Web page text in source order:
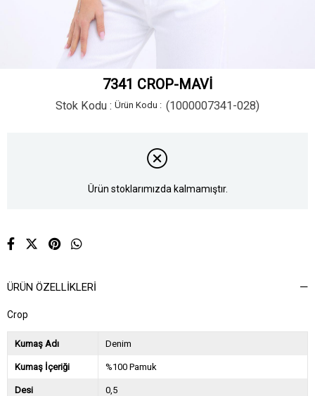
7341 CROP-MAVİ
Stok Kodu (1000007341-028)
Ürün stoklarımızda kalmamıştır.
ÜRÜN ÖZELLIKLERI
Crop
Kumaş Adı Denim
Kumaş İçeriği %100 Pamuk
Desi 0,5